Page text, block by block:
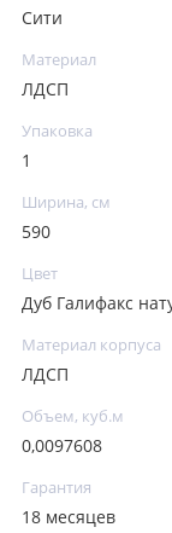
Сити
Материал
ЛДСП
Упаковка
1
Ширина, см
590
Цвет
Дуб Галифакс
Материал корпуса
ЛДСП
Объем, куб.м
0,0097608
Гарантия
18 месяцев